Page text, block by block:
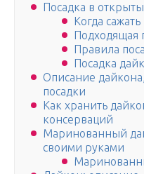
Посадка в
Когда
Подходящая
Правила
Посадка
Описание
посадки
Как хранить
консерваций
Маринованный
своими руками